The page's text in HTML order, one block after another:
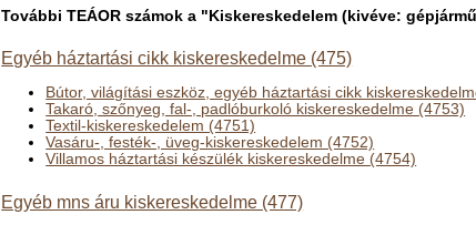
További TEÁOR számok a "Kiskereskedelem (kivéve:
Egyéb háztartási cikk kiskereskedelme (475)
Bútor, világítási eszköz, egyéb háztartási cikk
Takaró, szőnyeg, fal-, padlóburkoló kiskereskedelme (4753)
Textil-kiskereskedelem (4751)
Vasáru-, festék-, üveg-kiskereskedelem (4752)
Villamos háztartási készülék kiskereskedelme (4754)
Egyéb mns áru kiskereskedelme (477)